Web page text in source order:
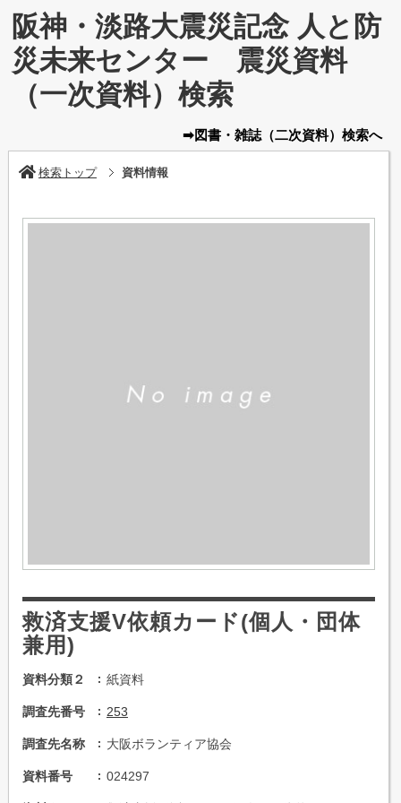
阪神・淡路大震災記念 人と防
災未来センター 震災資料
（一次資料）検索
➡図書・雑誌（二次資料） 検索へ
検索トップ 資料情報
救済支援V依頼カード(個人・団体
兼用)
資料分類２ 紙資料
調査先番号 253
調査先名称 大阪ボランティア協会
資料番号 024297